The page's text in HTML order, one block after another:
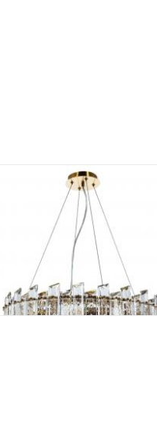
Люстра Divinare Romilda
3512/17 LM-8
64 990 руб.